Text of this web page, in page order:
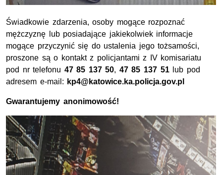
Świadkowie zdarzenia, osoby mogące rozpoznać
mężczyznę lub posiadające jakiekolwiek informacje
mogące przyczynić się do ustalenia jego tożsamości,
proszone są o kontakt z policjantami z IV komisariatu
pod nr telefonu 47 85 137 50, 47 85 137 51lub pod
adresem e-mail: kp4@katowice.ka.policja.gov.pl
Gwarantujemy anonimowość!